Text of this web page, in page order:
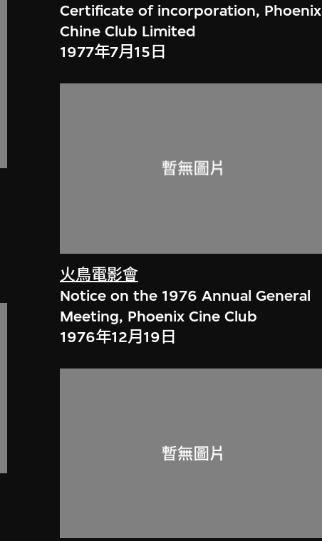
Certificate of incorporation, Phoenix
Chine Club Limited
1977年7月15日
火鳥電影會
Notice on the 1976 Annual General
Meeting, Phoenix Cine Club
1976年12月19日